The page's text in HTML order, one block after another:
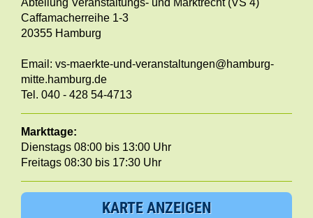
Abteilung Veranstaltungs- und Marktrecht (VS 4)
Caffamacherreihe 1-3
20355 Hamburg
Email: vs-maerkte-und-veranstaltungen@hamburg-
mitte.hamburg.de
Tel. 040 - 428 54-4713
Markttage:
Dienstags 08:00 bis 13:00 Uhr
Freitags 08:30 bis 17:30 Uhr
KARTE ANZEIGEN